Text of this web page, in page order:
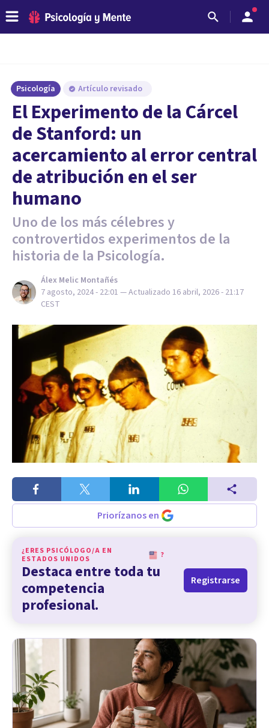
Psicología Artículo revisado
El Experimento de la Cárcel
de Stanford: un
acercamiento al error central
de atribución en el ser
humano
Uno de los más célebres y
controvertidos experimentos de la
historia de la Psicología.
Álex Melic Montañés
7 agosto, 2024 - 22:01 — Actualizado 16 abril, 2026 - 21:17
CEST
Priorízanos en
¿ERES PSICÓLOGO/A EN
ESTADOS UNIDOS
?
Destaca entre toda tu
competencia
profesional.
Registrarse